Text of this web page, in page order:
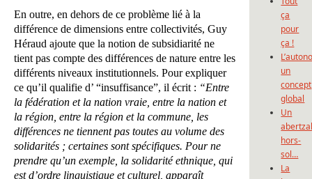
En outre, en dehors de ce problème lié à la
différence de dimensions entre collectivités, Guy
Héraud ajoute que la notion de subsidiarité ne
tient pas compte des différences de nature entre les
différents niveaux institutionnels. Pour expliquer
ce qu’il qualifie d’ “insuffisance”, il écrit : “Entre
la fédération et la nation vraie, entre la nation et
la région, entre la région et la commune, les
différences ne tiennent pas toutes au volume des
solidarités ; certaines sont spécifiques. Pour ne
prendre qu’un exemple, la solidarité ethnique, qui
est d’ordre linguistique et culturel, apparaît
ça
pour
ça !
un
concept
global
Un
hors-
sol…
La